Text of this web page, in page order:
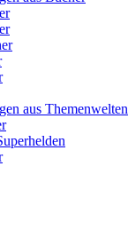
aus Themenwelten